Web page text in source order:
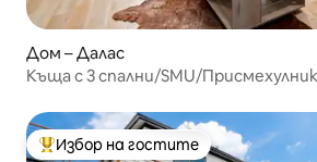
Дом – Далас
Къща с 3 спални/SMU/
Най-популярен избор на гостите
Избор на гостите